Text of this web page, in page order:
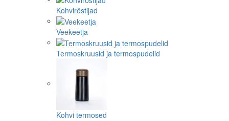
Kohviröstijad
Veekeetja
Termoskruusid ja termospudelid
Kohvi termosed